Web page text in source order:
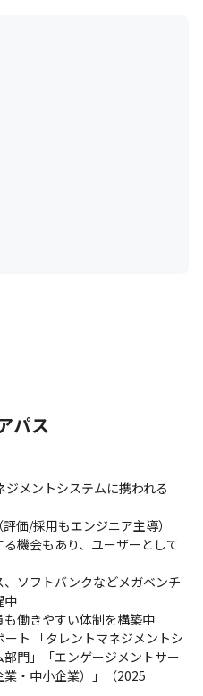
パス
ジメントシステムに携われる
価/採用もエンジニア主導）
機会もあり、ユーザーとして
ソフトバンクなどメガベンチ
中
も働きやすい体制を構築中
ト 「タレントマネジメントシ
門」「エンゲージメントサー
・中小企業）」（2025